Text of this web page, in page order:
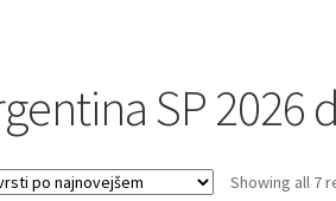
SP 2026
Showing all 7